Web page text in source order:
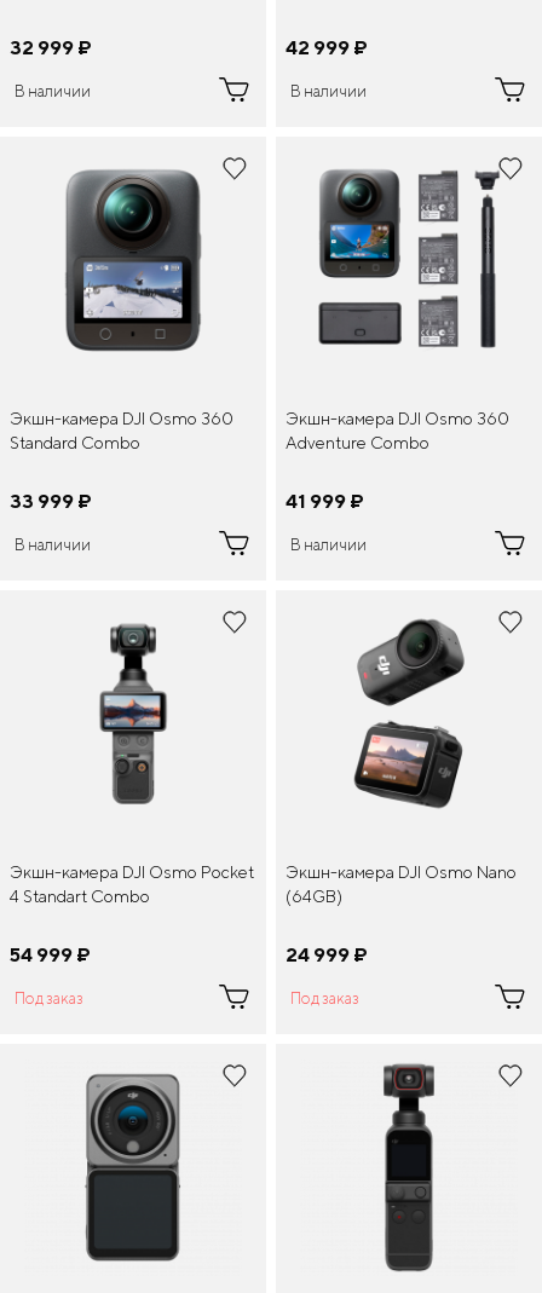
32 999 ¤
В наличии
42 999 ¤
В наличии
Экшн-камера DJI Osmo 360
Standard Combo
33 999 ¤
В наличии
Экшн-камера DJI Osmo 360
Adventure Combo
41 999 ¤
В наличии
Экшн-камера DJI Osmo Pocket
4 Standart Combo
54 999 ¤
Под заказ
Экшн-камера DJI Osmo Nano
(64GB)
24 999 ¤
Под заказ